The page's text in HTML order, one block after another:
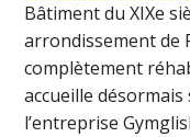
Bâtiment du XIXe
arrondissement de
complètement
accueille désormais
l’entreprise